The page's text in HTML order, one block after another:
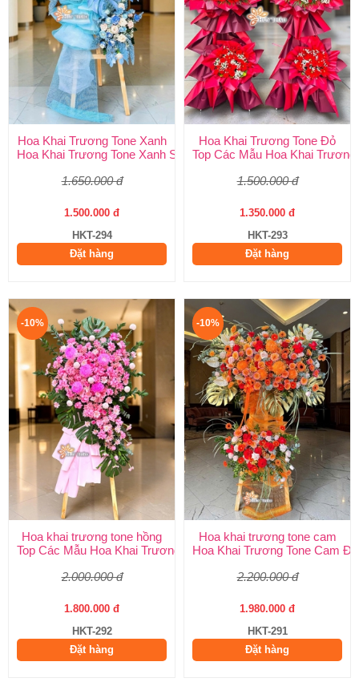
Hoa Khai Trương Tone Xanh
Hoa Khai Trương Tone Xanh Sang Trọng, Độc Đáo | Shop Hoa
1.650.000 đ
1.500.000 đ
HKT-294
Đặt hàng
Hoa Khai Trương Tone Đỏ
Top Các Mẫu Hoa Khai
1.500.000 đ
1.350.000 đ
HKT-293
Đặt hàng
-10%
Hoa khai trương tone hồng
Top Các Mẫu Hoa Khai Trương Tone Hồng Đẹp, Sang Trọng,
2.000.000 đ
1.800.000 đ
HKT-292
Đặt hàng
-10%
Hoa khai trương tone cam
Hoa Khai Trương Tone Cam
2.200.000 đ
1.980.000 đ
HKT-291
Đặt hàng